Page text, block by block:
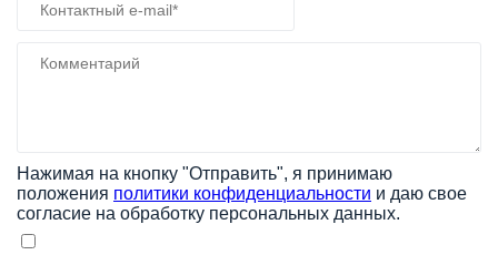
Нажимая на кнопку "Отправить", я принимаю
положения политики конфиденциальности и даю свое
согласие на обработку персональных данных.